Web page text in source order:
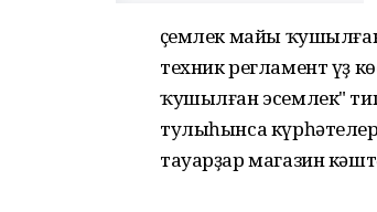
Үҫемлек майы
техник регламент үҙ
ҡушылған эсемлек"
тулыһынса
тауарҙар магазин